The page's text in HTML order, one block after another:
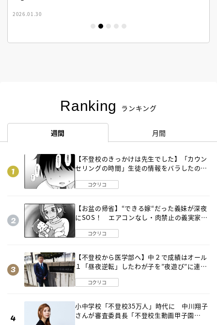
2026.01.30
Ranking ランキング
週間 月間
【不登校のきっかけは先生でした】「カウン
セリングの時間」生徒の情報をバラしたの
コクリコ
【お盆の帰省】“できる嫁“だった義妹が深夜
にSOS！ エアコンなし・肉禁止の義実家ル
コクリコ
【不登校から医学部へ】中２で成績はオール
１「昼夜逆転」したわが子を”夜遊び”に連れ
コクリコ
小中学校「不登校35万人」時代に 中川翔子
さんが審査委員長「不登校生動画甲子園